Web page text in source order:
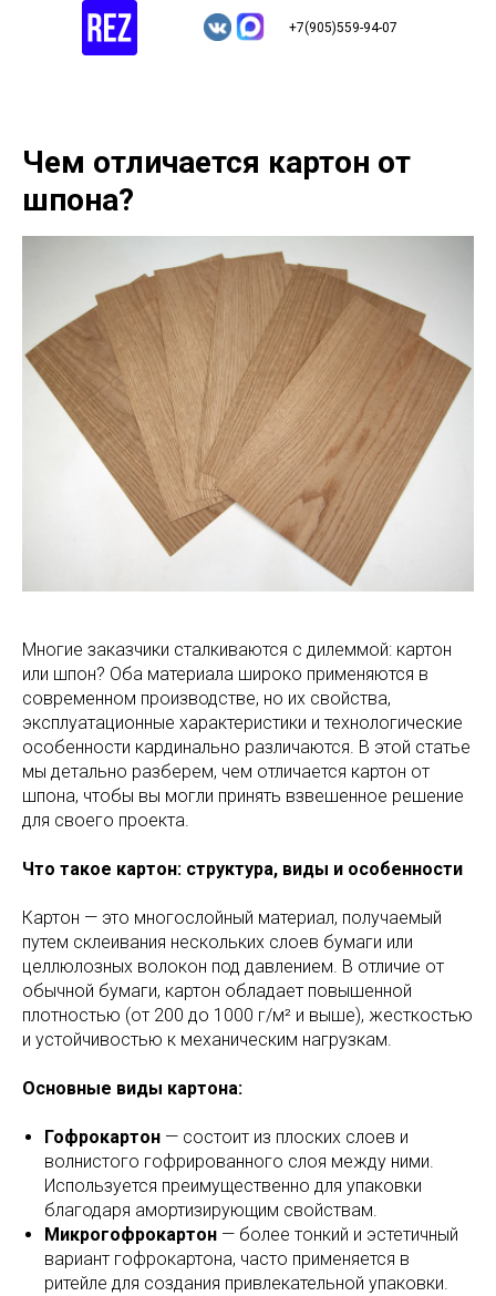
+7(905)559-94-07
Чем отличается картон от
шпона?
Многие заказчики сталкиваются с дилеммой: картон
или шпон? Оба материала широко применяются в
современном производстве, но их свойства,
эксплуатационные характеристики и технологические
особенности кардинально различаются. В этой статье
мы детально разберем, чем отличается картон от
шпона, чтобы вы могли принять взвешенное решение
для своего проекта.
Что такое картон: структура, виды и особенности
Картон — это многослойный материал, получаемый
путем склеивания нескольких слоев бумаги или
целлюлозных волокон под давлением. В отличие от
обычной бумаги, картон обладает повышенной
плотностью (от 200 до 1000 г/м² и выше), жесткостью
и устойчивостью к механическим нагрузкам.
Основные виды картона:
Гофрокартон — состоит из плоских слоев и
волнистого гофрированного слоя между ними.
Используется преимущественно для упаковки
благодаря амортизирующим свойствам.
Микрогофрокартон — более тонкий и эстетичный
вариант гофрокартона, часто применяется в
ритейле для создания привлекательной упаковки.